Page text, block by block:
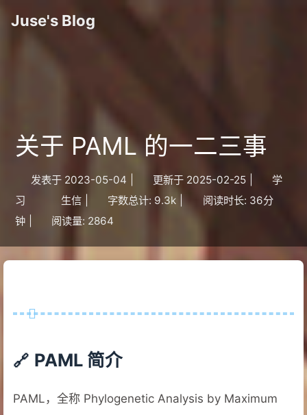
Juse's Blog
关于 PAML 的一二三事
发表于 2023-05-04 更新于 2025-02-25
学
习
生信 字数总计: 9.3k 阅读时长: 36分
钟
阅读量: 2864
PAML 简介
PAML，全称 Phylogenetic Analysis by Maximum